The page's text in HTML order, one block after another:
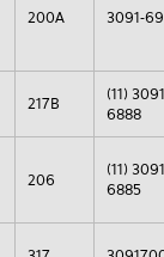
200A 3091-
217B
(11)
6888
206
(11)
6885